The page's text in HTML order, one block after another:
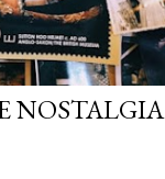
NOSTALGIA